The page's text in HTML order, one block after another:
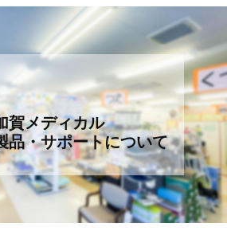
賀メディカル
品・サポートについて